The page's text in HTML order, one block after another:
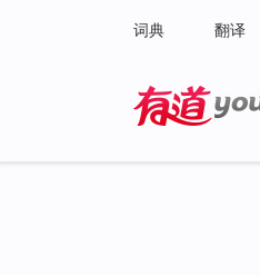
词典 翻译